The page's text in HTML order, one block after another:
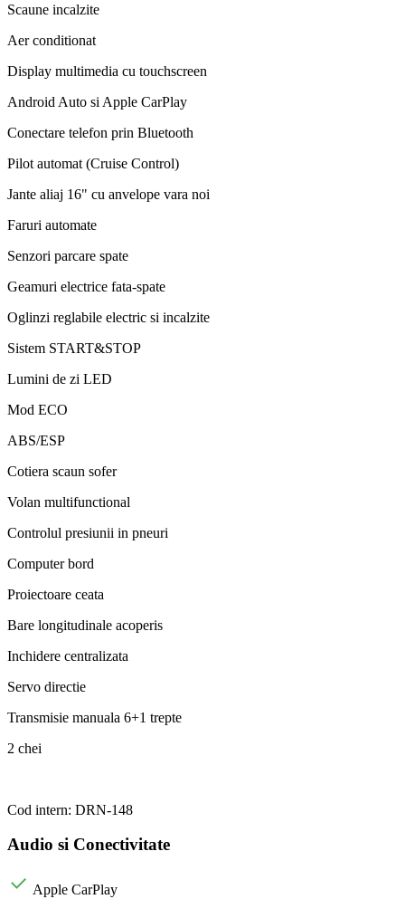
Scaune incalzite
Aer conditionat
Display multimedia cu touchscreen
Android Auto si Apple CarPlay
Conectare telefon prin Bluetooth
Pilot automat (Cruise Control)
Jante aliaj 16" cu anvelope vara noi
Faruri automate
Senzori parcare spate
Geamuri electrice fata-spate
Oglinzi reglabile electric si incalzite
Sistem START&STOP
Lumini de zi LED
Mod ECO
ABS/ESP
Cotiera scaun sofer
Volan multifunctional
Controlul presiunii in pneuri
Computer bord
Proiectoare ceata
Bare longitudinale acoperis
Inchidere centralizata
Servo directie
Transmisie manuala 6+1 trepte
2 chei
Cod intern: DRN-148
Audio si Conectivitate
Apple CarPlay